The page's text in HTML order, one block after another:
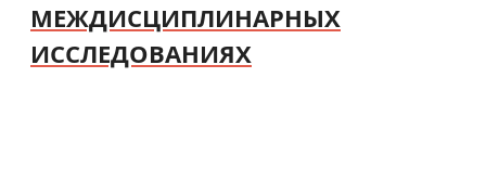
МЕЖДИСЦИПЛИНАРНЫХ
ИССЛЕДОВАНИЯХ